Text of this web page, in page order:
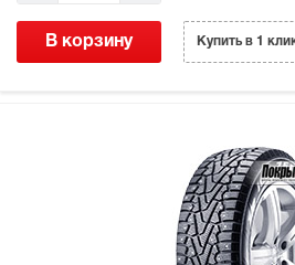
В корзину Купить в 1